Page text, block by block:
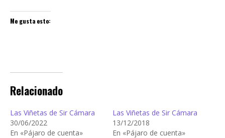
Me gusta esto:
Relacionado
Las Viñetas de Sir Cámara
30/06/2022
En «Pájaro de cuenta»
Las Viñetas de Sir Cámara
13/12/2018
En «Pájaro de cuenta»